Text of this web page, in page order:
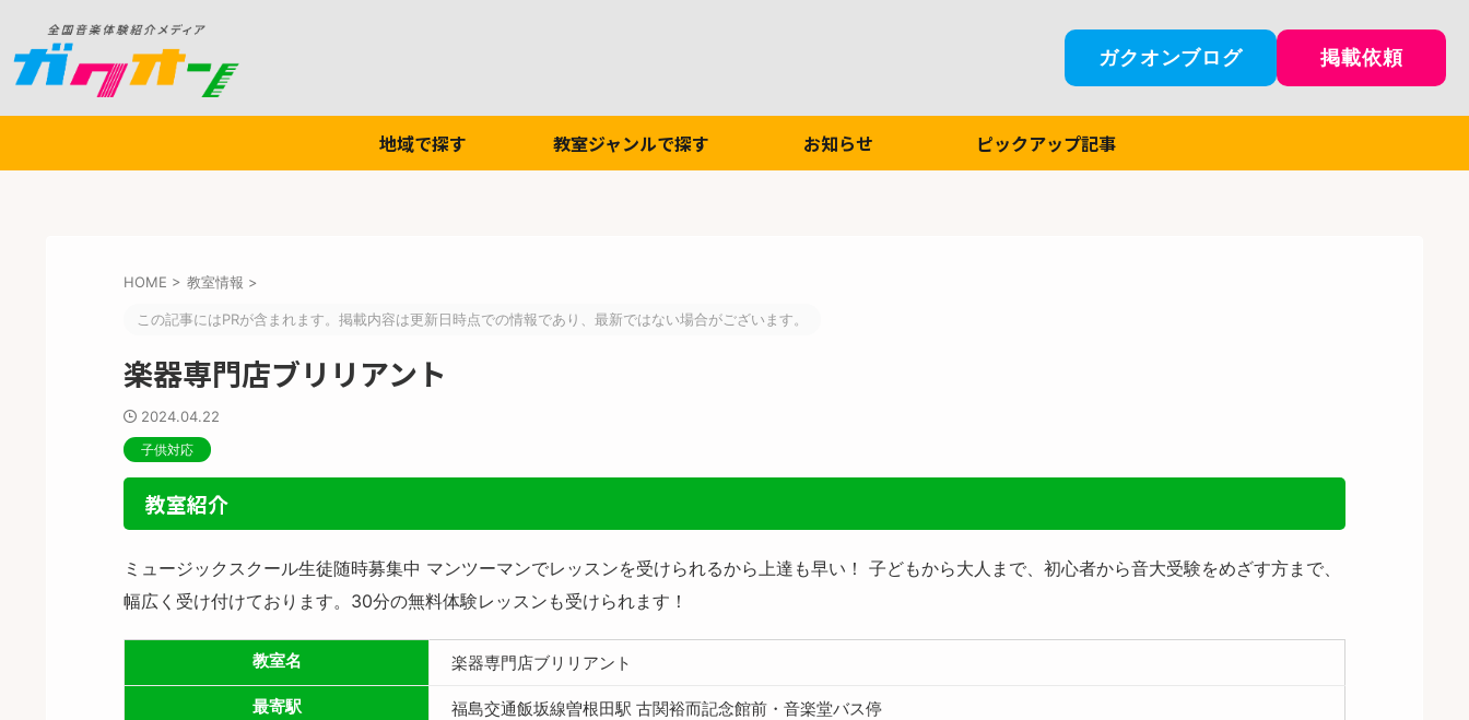
ガクオンブログ 掲載依頼
地域で探す 教室ジャンルで探す お知らせ ピックアップ記事
HOME > 教室情報 >
この記事にはPRが含まれます。掲載内容は更新日時点での情報であり、最新ではない場合がございます。
楽器専門店ブリリアント
2024.04.22
子供対応
教室紹介
ミュージックスクール生徒随時募集中 マンツーマンでレッスンを受けられるから上達も早い！ 子どもから大人まで、初心者から音大受験をめざす方まで、
幅広く受け付けております。30分の無料体験レッスンも受けられます！
教室名 楽器専門店ブリリアント
最寄駅 福島交通飯坂線曽根田駅 古関裕而記念館前・音楽堂バス停